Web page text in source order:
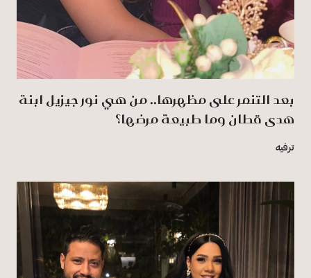
بعد التنمر على مظهرها.. من هي نور جيزيل ابنة
هدى قطان وما طبيعة مرضها؟
ترفيه